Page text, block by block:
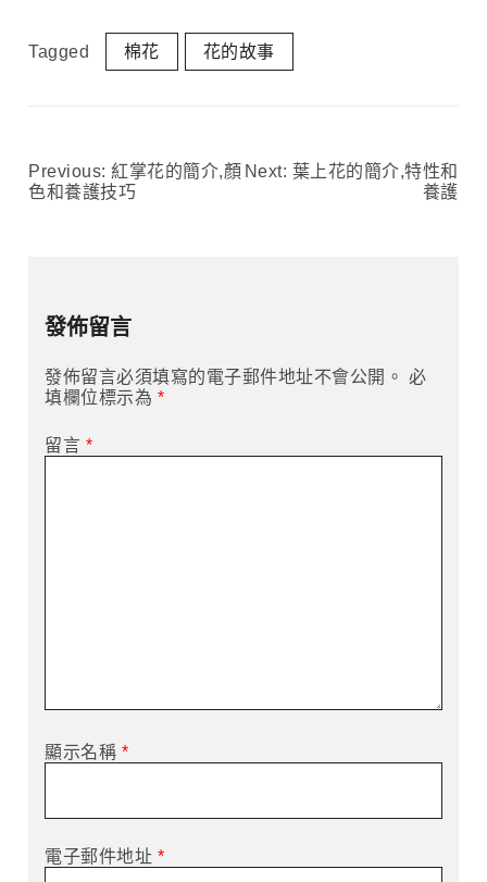
Tagged 棉花 花的故事
文
覽
Previous: 紅掌花的簡介,顏
色和養護技巧
Next: 葉上花的簡介,特性和
養護
發佈留言
發佈留言必須填寫的電子郵件地址不會公開。 必
填欄位標示為 *
留言 *
顯示名稱 *
電子郵件地址 *